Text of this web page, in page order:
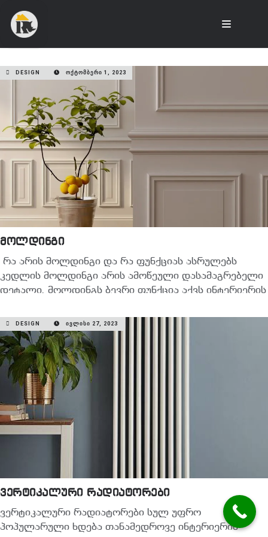
DESIGN ᲝᲥᲢᲝᲛᲑᲔᲠᲘ 1, 2023
მოლდინგი
რა არის მოლდინგი და რა ფუნქციას ასრულებს
კედლის მოლდინგი არის ამოწეული დასამაგრებელი
დეტალი. მოლდინგს ბევრი ფუნქცია აქვს ინტერიერის
READ MORE
DESIGN ᲘᲕᲚᲘᲡᲘ 27, 2023
ვერტიკალური რადიატორები
ვერტიკალური რადიატორები სულ უფრო
პოპულარული ხდება თანამედროვე ინტერიერის